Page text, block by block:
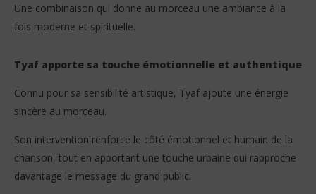
Une combinaison qui donne au morceau une ambiance à la
fois moderne et spirituelle.
Tyaf apporte sa touche émotionnelle et authentique
Connu pour sa sensibilité artistique, Tyaf ajoute une énergie
sincère au morceau.
Son intervention renforce le côté émotionnel et humain de la
chanson, tout en apportant une touche urbaine qui rapproche
davantage le message du grand public.